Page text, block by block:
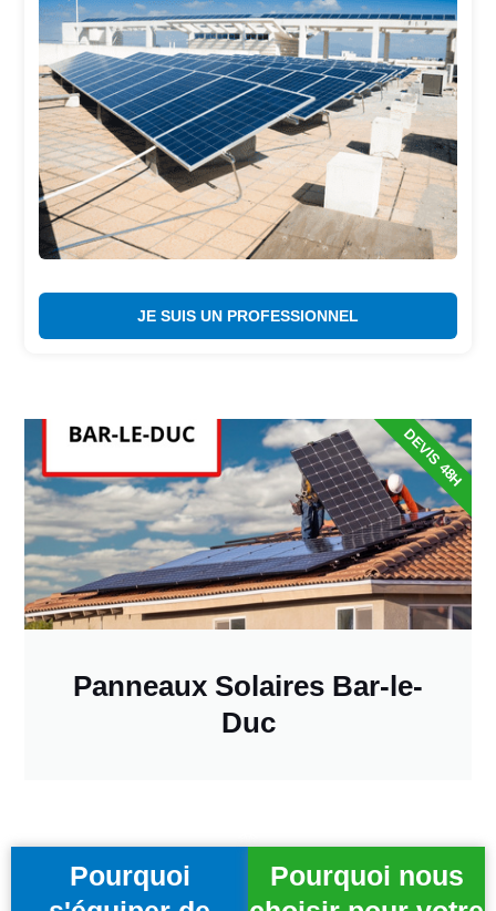
JE SUIS UN PROFESSIONNEL
Panneaux Solaires Bar-le-
Duc
DEVIS 48H
Pourquoi
Pourquoi nous